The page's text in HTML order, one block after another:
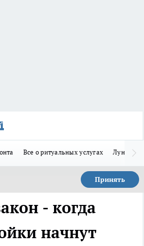
Все о ритуальных услугах Лунно-
Принять
- когда
начнут